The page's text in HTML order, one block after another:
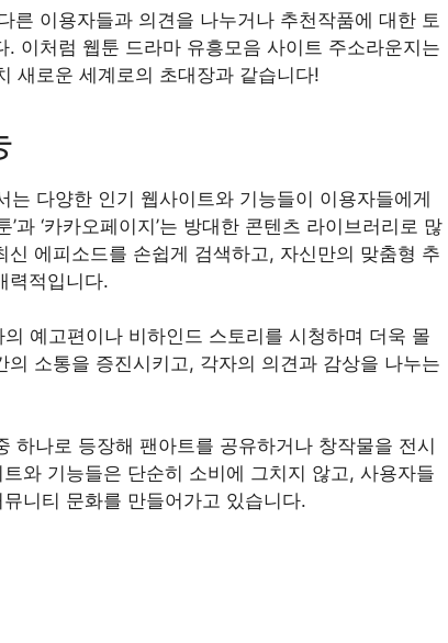
른 이용자들과 의견을 나누거나 추천작품에 대한 토
이처럼 웹툰 드라마 유흥모음 사이트 주소라운지는
새로운 세계로의 초대장과 같습니다!
다양한 인기 웹사이트와 기능들이 이용자들에게
과 ‘카카오페이지’는 방대한 콘텐츠 라이브러리로 많
에피소드를 손쉽게 검색하고, 자신만의 맞춤형 추
력적입니다.
의 예고편이나 비하인드 스토리를 시청하며 더욱 몰
소통을 증진시키고, 각자의 의견과 감상을 나누는
하나로 등장해 팬아트를 공유하거나 창작물을 전시
와 기능들은 단순히 소비에 그치지 않고, 사용자들
니티 문화를 만들어가고 있습니다.